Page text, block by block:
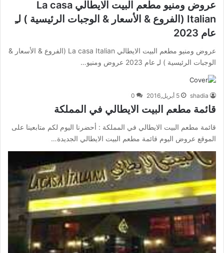
عروض ومنيو مطعم البيت الايطالي La casa
Italian (الفروع & الأسعار & الوجبات الرئيسية ) لـِ
عام 2023
عروض ومنيو مطعم البيت الايطالي La casa Italian (الفروع & الأسعار &
الوجبات الرئيسية ) لـِ عام 2023 عروض ومنيو…
shadia 5 أبريل,2016 0
قائمة مطعم البيت الايطالي في المملكة
قائمة مطعم البيت الايطالي في المملكة : أحضرنا اليوم لكم متابعينا على
الموقع عروض اليوم قائمة مطعم البيت الايطالي الجديدة…